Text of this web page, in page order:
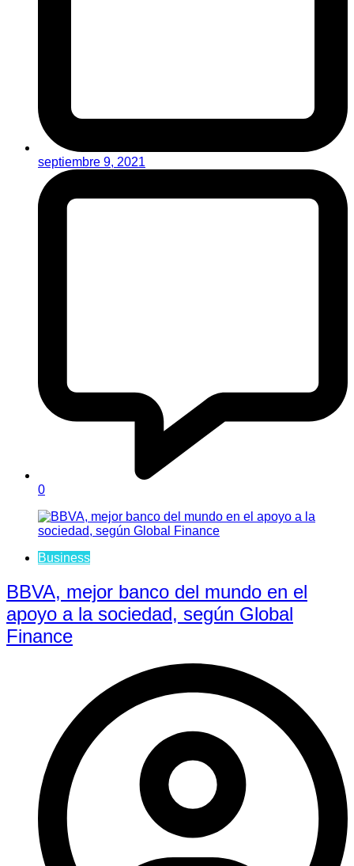
septiembre 9, 2021
0
Business
BBVA, mejor banco del mundo en el
apoyo a la sociedad, según Global
Finance